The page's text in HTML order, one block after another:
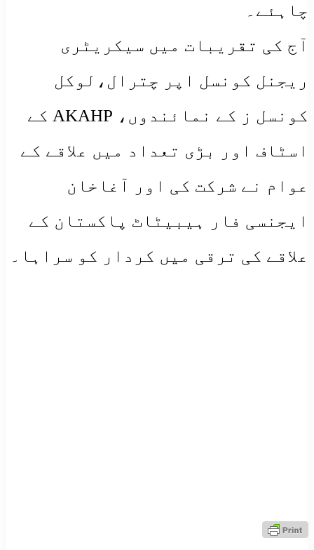
چاہئے۔
آج کی تقریبات میں سیکریٹری
ریجنل کونسل اپر چترال،لوکل
کونسل ز کے نمائندوں، AKAHP کے
اسٹاف اور بڑی تعداد میں علاقے کے
عوام نے شرکت کی اور آغاخان
ایجنسی فار ہیبیٹاٹ پاکستان کے
علاقے کی ترقی میں کردار کو سراہا۔